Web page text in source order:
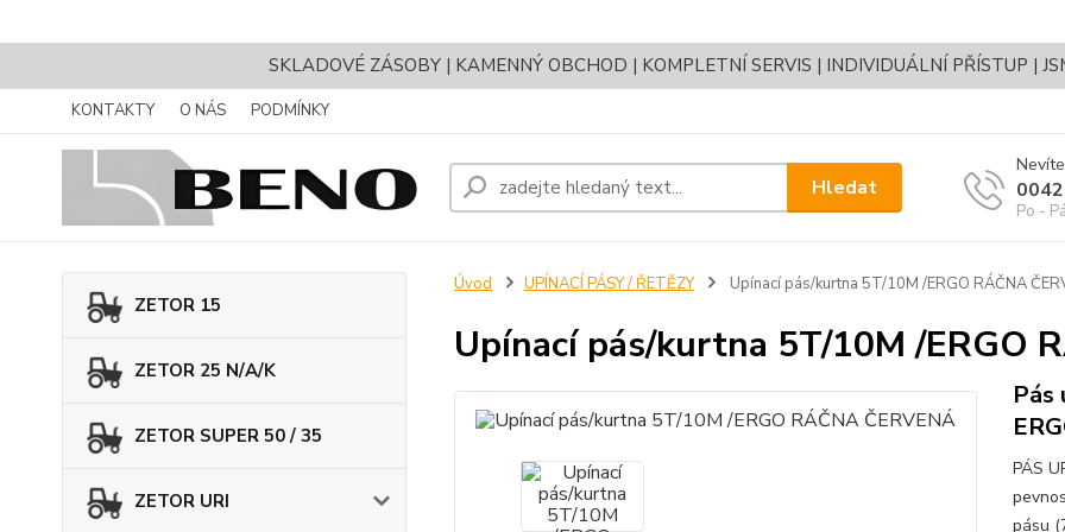
SKLADOVÉ ZÁSOBY | KAMENNÝ OBCHOD | KOMPLETNÍ SERVIS | INDIVIDUÁLNÍ PŘÍSTUP |
KONTAKTY O NÁS PODMÍNKY
Hledat
Po -
ZETOR 15
ZETOR 25 N/A/K
ZETOR SUPER 50 / 35
ZETOR URI
Úvod UPÍNACÍ PÁSY / ŘETĚZY Upínací pás/kurtna 5T/10M /ERGO RÁČNA
Upínací pás/kurtna 5T/10M /ERGO
Pás
PÁS
pásu